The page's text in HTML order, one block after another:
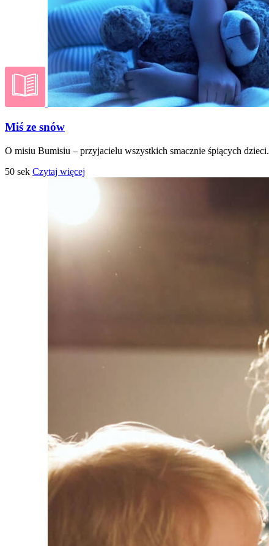
Miś ze snów
O misiu Bumisiu – przyjacielu wszystkich smacznie śpiących dzieci.
50 sek Czytaj więcej